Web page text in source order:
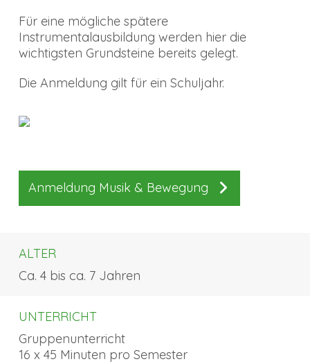
Für eine mögliche spätere
Instrumentalausbildung werden hier die
wichtigsten Grundsteine bereits gelegt.
Die Anmeldung gilt für ein Schuljahr.
Anmeldung Musik & Bewegung
ALTER
Ca. 4 bis ca. 7 Jahren
UNTERRICHT
Gruppenunterricht
16 x 45 Minuten pro Semester